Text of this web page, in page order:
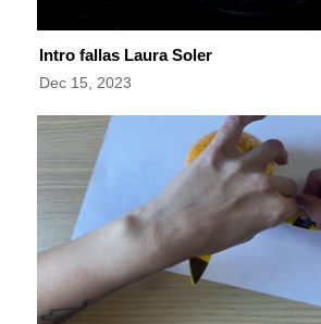
Intro fallas Laura Soler
Dec 15, 2023